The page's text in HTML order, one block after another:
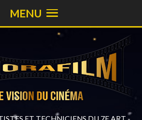
MENU